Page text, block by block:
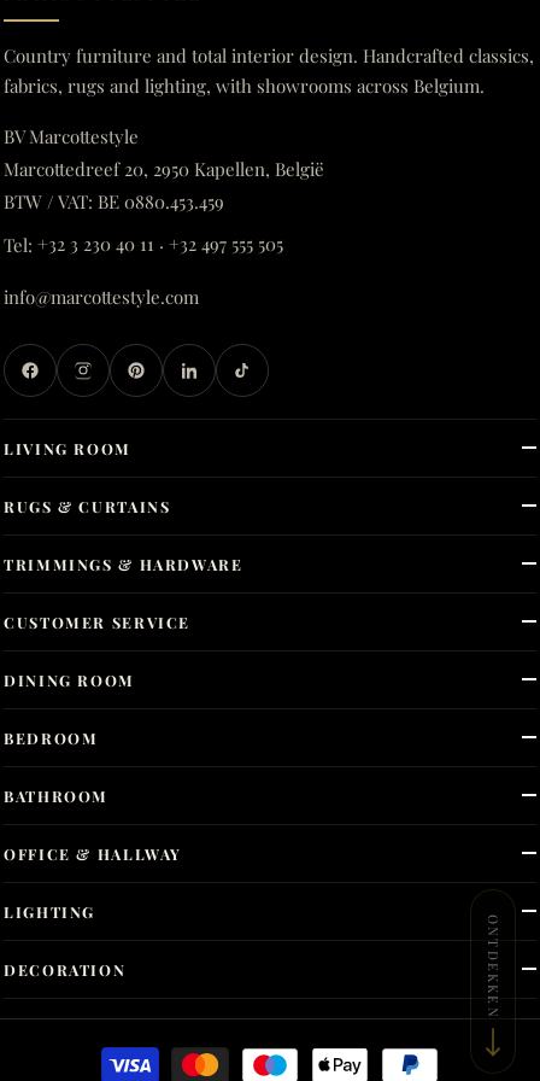
Country furniture and total interior design. Handcrafted classics,
fabrics, rugs and lighting, with showrooms across Belgium.
BV Marcottestyle
Marcottedreef 20, 2950 Kapellen, België
BTW / VAT: BE 0880.453.459
Tel: +32 3 230 40 11 · +32 497 555 505
info@marcottestyle.com
LIVING ROOM
DINING ROOM
BEDROOM
BATHROOM
OFFICE & HALLWAY
LIGHTING
DECORATION
RUGS & CURTAINS
TRIMMINGS & HARDWARE
CUSTOMER SERVICE
ONTDEKKEN